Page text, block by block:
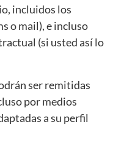
incluidos los
o mail), e incluso
(si usted así lo
ser remitidas
por medios
a su perfil